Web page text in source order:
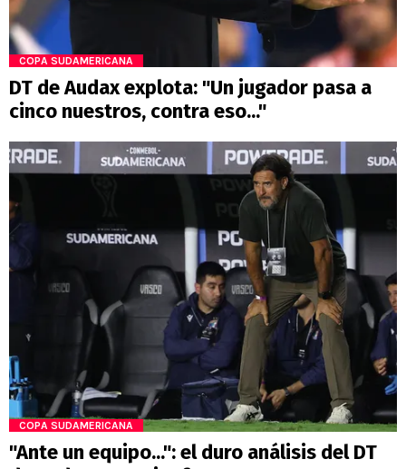
COPA SUDAMERICANA
DT de Audax explota: "Un jugador pasa a
cinco nuestros, contra eso..."
COPA SUDAMERICANA
"Ante un equipo...": el duro análisis del DT